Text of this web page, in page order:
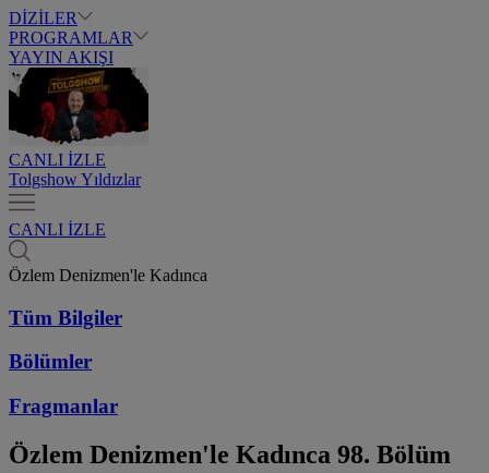
DİZİLER
PROGRAMLAR
YAYIN AKIŞI
CANLI İZLE
Tolgshow Yıldızlar
CANLI İZLE
Özlem Denizmen'le Kadınca
Tüm Bilgiler
Bölümler
Fragmanlar
Özlem Denizmen'le Kadınca 98. Bölüm